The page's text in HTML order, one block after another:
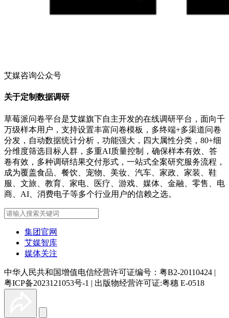
艾媒咨询公众号
关于定制数据调研
草莓派问卷平台是艾媒旗下自主开发的在线调研平台，面向千
万级样本用户，支持设置丰富问卷模板，多终端+多渠道问卷
分发，自动数据统计分析，功能强大，四大属性分类，80+细
分维度筛选目标人群，多重AI质量控制，确保样本有效、答
卷有效，多种调研结果交付形式，一站式全案研究服务流程，
成为覆盖食品、餐饮、宠物、美妆、汽车、家政、家装、鞋
服、文旅、教育、家电、医疗、游戏、媒体、金融、零售、电
商、AI、消费电子等多个行业用户的信赖之选。
集团官网
艾媒智库
媒体关注
中华人民共和国增值电信经营许可证编号：粤B2-20110424 |
粤ICP备2023121053号-1 | 出版物经营许可证:粤穗 E-0518